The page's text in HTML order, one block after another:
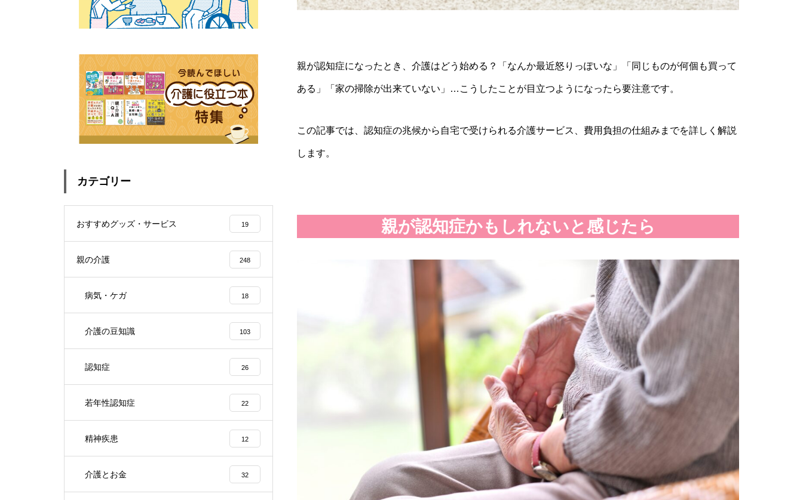
親が認知症になったとき、介護はどう始める？「なんか最近怒りっぽいな」「同じものが何個も買って
ある」「家の掃除が出来ていない」…こうしたことが目立つようになったら要注意です。
この記事では、認知症の兆候から自宅で受けられる介護サービス、費用負担の仕組みまでを詳しく解説
します。
親が認知症かもしれないと感じたら
カテゴリー
おすすめグッズ・サービス 19
親の介護 248
病気・ケガ 18
介護の豆知識 103
認知症 26
若年性認知症 22
精神疾患 12
介護とお金 32